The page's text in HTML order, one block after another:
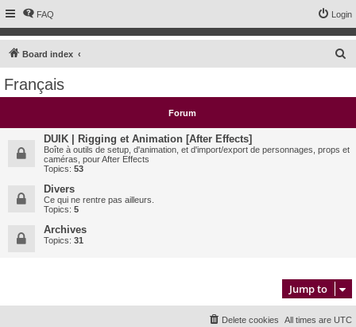
FAQ Login
Board index
c
h
Français
Forum
DUIK | Rigging et Animation [After Effects]
Boîte à outils de setup, d'animation, et d'import/export de personnages, props et
caméras, pour After Effects
Topics: 53
Divers
Ce qui ne rentre pas ailleurs.
Topics: 5
Archives
Topics: 31
Jump to
All times are UTC
Delete cookies